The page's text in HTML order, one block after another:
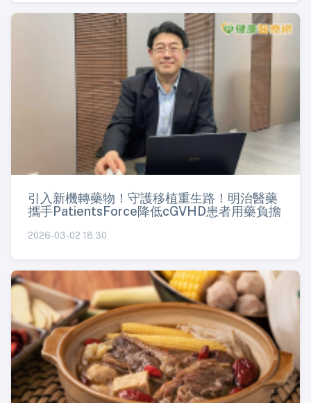
引入新機轉藥物！守護移植重生路！明治醫藥
攜手PatientsForce降低cGVHD患者用藥負擔
2026-03-02 18:30